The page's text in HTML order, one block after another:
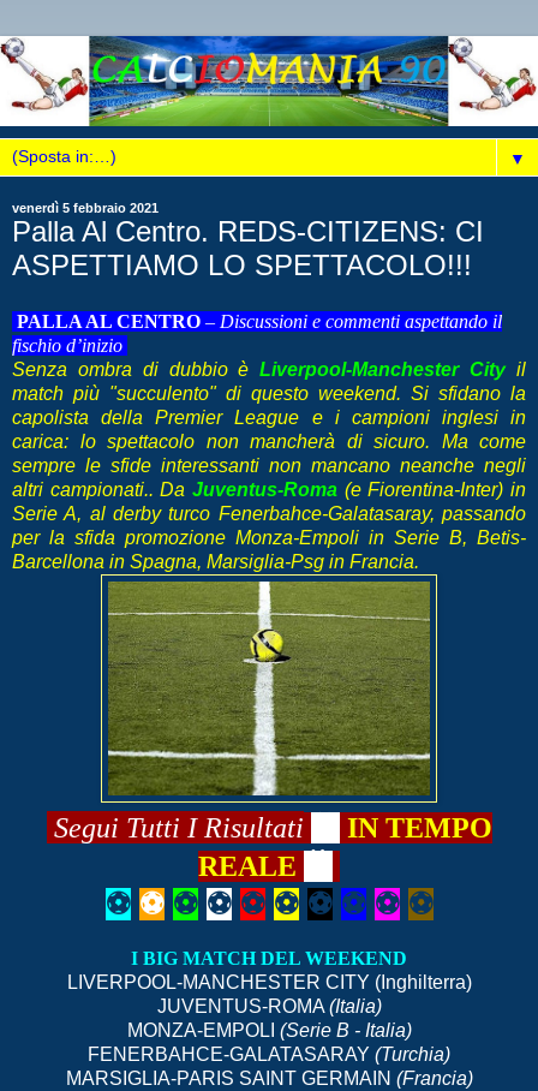
▼
venerdì 5 febbraio 2021
Palla Al Centro. REDS-CITIZENS: CI
ASPETTIAMO LO SPETTACOLO!!!
PALLA AL CENTRO – Discussioni e commenti aspettando il
fischio d’inizio
Senza ombra di dubbio èLiverpool-Manchester Cityil
match più "succulento" di questo weekend. Si sfidano la
capolista della Premier League e i campioni inglesi in
carica: lo spettacolo non mancherà di sicuro. Ma come
sempre le sfide interessanti non mancano neanche negli
altri campionati.. Da Juventus-Roma (e Fiorentina-Inter) in
Serie A, al derby turco Fenerbahce-Galatasaray, passando
per la sfida promozione Monza-Empoli in Serie B, Betis-
Barcellona in Spagna, Marsiglia-Psg in Francia.
Segui Tutti I Risultati
IN TEMPO
REALE
⚽ ⚽ ⚽ ⚽ ⚽ ⚽ ⚽ ⚽ ⚽ ⚽
I BIG MATCH DEL WEEKEND
LIVERPOOL-MANCHESTER CITY (Inghilterra)
JUVENTUS-ROMA(Italia)
MONZA-EMPOLI (Serie B - Italia)
FENERBAHCE-GALATASARAY (Turchia)
MARSIGLIA-PARIS SAINT GERMAIN (Francia)